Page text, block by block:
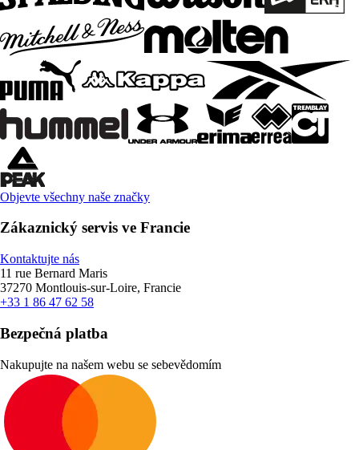
Objevte všechny naše značky
Zákaznický servis ve Francie
Kontaktujte nás
11 rue Bernard Maris
37270 Montlouis-sur-Loire, Francie
+33 1 86 47 62 58
Bezpečná platba
Nakupujte na našem webu se sebevědomím